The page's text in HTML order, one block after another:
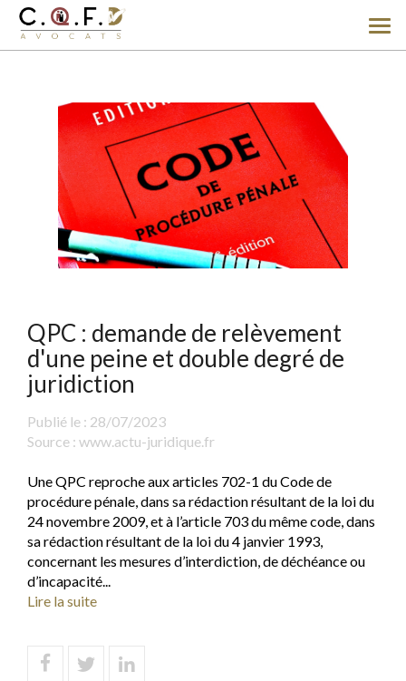
le
QPC : demande de relèvement
d'une peine et double degré de
juridiction
Publié le : 28/07/2023
Source : www.actu-juridique.fr
Une QPC reproche aux articles 702-1 du Code de
procédure pénale, dans sa rédaction résultant de la loi du
24 novembre 2009, et à l’article 703 du même code, dans
sa rédaction résultant de la loi du 4 janvier 1993,
concernant les mesures d’interdiction, de déchéance ou
d’incapacité...
Lire la suite